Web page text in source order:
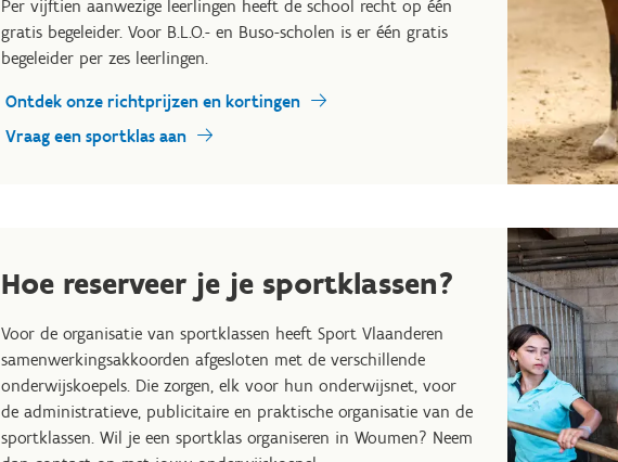
Per vijftien aanwezige leerlingen heeft de school recht op één
gratis begeleider. Voor B.L.O.- en Buso-scholen is er één gratis
begeleider per zes leerlingen.
Ontdek onze richtprijzen en kortingen
Vraag een sportklas aan
Hoe reserveer je je sportklassen?
Voor de organisatie van sportklassen heeft Sport Vlaanderen
samenwerkingsakkoorden afgesloten met de verschillende
onderwijskoepels. Die zorgen, elk voor hun onderwijsnet, voor
de administratieve, publicitaire en praktische organisatie van de
sportklassen. Wil je een sportklas organiseren in Woumen? Neem